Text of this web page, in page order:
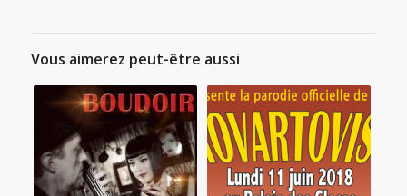
Vous aimerez peut-être aussi